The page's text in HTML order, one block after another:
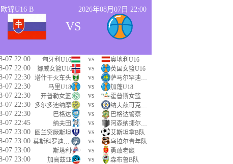
欧锦U16 B 2026年08月07日 22:00
VS
07 22:00 匈牙利U16 vs 奥地利U16
07 22:00 挪威女篮U16 vs 英国女篮U16
07 22:30 塔什干火车头 vs 萨马尔罕迪纳摩
07 22:30 马里U18 vs 加蓬U18
07 22:30 开普勒女篮 vs 霍普斯女篮
07 22:30 多尔多迪纳摩 vs 纳夫兹可克阿达
07 22:30 巴格达 vs 巴格达警察
07 22:45 纳夫田 vs 阿森纳捷尔任斯克
07 23:00 图兰突厥斯坦 vs 艾斯坦拿B队
07 23:00 莫斯科罗迪纳青年队 vs 乌拉尔青年队
07 23:00 斯塔利 vs 勇敢老鹰
07 23:00 加高兹亚 vs 森布鲁B队